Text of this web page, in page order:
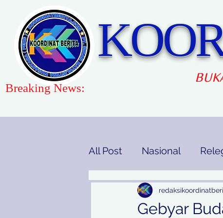
Breaking News:
All Post Nasional
Gaya Hidup
Gebyar